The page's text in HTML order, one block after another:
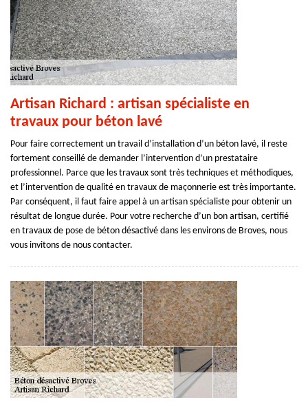
Artisan Richard : artisan spécialiste en
travaux pour béton lavé
Pour faire correctement un travail d’installation d’un béton lavé, il reste
fortement conseillé de demander l’intervention d’un prestataire
professionnel. Parce que les travaux sont très techniques et méthodiques,
et l’intervention de qualité en travaux de maçonnerie est très importante.
Par conséquent, il faut faire appel à un artisan spécialiste pour obtenir un
résultat de longue durée. Pour votre recherche d’un bon artisan, certifié
en travaux de pose de béton désactivé dans les environs de Broves, nous
vous invitons de nous contacter.